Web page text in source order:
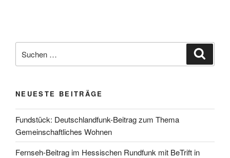
nach:
NEUESTE BEITRÄGE
Fundstück: Deutschlandfunk-Beitrag zum Thema
Gemeinschaftliches Wohnen
Fernseh-Beitrag im Hessischen Rundfunk mit BeTrift in